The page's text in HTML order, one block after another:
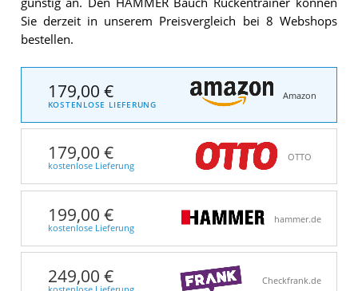
Sie derzeit in unserem Preisvergleich bei 8 Webshops
bestellen.
179,00 €
KOSTENLOSE LIEFERUNG
Amazon
179,00 €
kostenlose Lieferung
OTTO
199,00 €
kostenlose Lieferung
hammer.de
249,00 € Checkfrank.de